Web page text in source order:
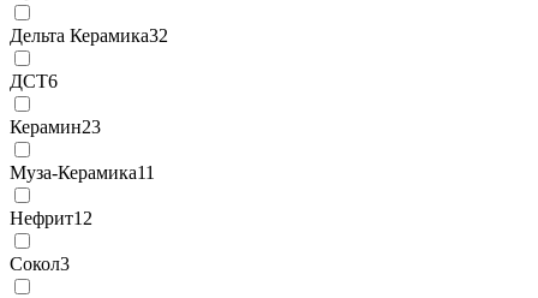
Дельта Керамика32
ДСТ6
Керамин23
Муза-Керамика11
Нефрит12
Сокол3